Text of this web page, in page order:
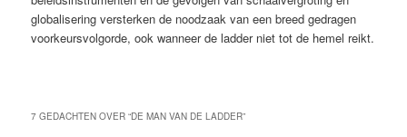
globalisering versterken de noodzaak van een breed gedragen
voorkeursvolgorde, ook wanneer de ladder niet tot de hemel reikt.
7 GEDACHTEN OVER “DE MAN VAN DE LADDER”